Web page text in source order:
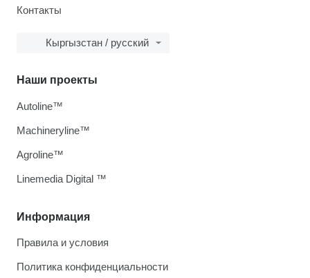
Контакты
Кыргызстан / русский
Информация
Правила и условия
Политика конфиденциальности
Наши проекты
Autoline™
Machineryline™
Agroline™
Linemedia Digital ™